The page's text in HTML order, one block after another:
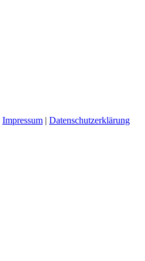
Impressum | Datenschutzerklärung